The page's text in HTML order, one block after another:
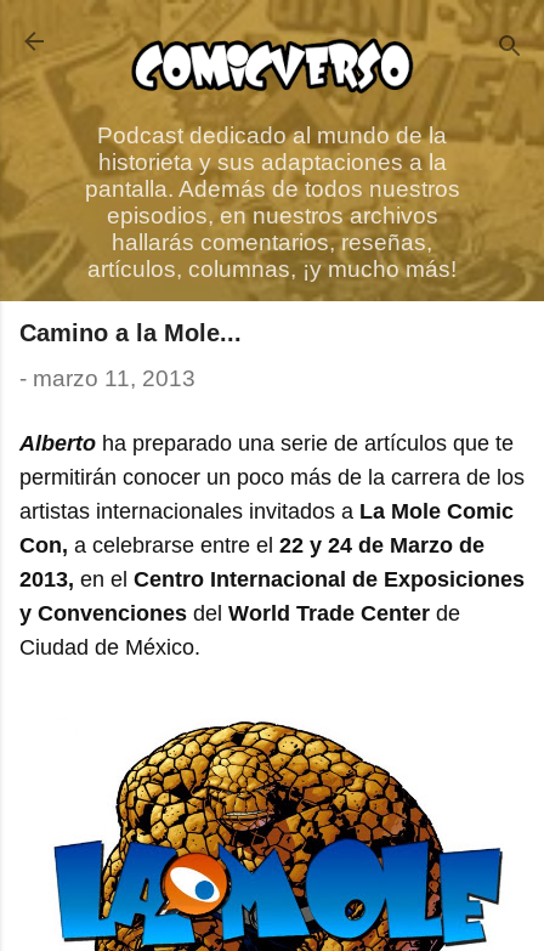
Ir al contenido principal
Podcast dedicado al mundo de la
historieta y sus adaptaciones a la
pantalla. Además de todos nuestros
episodios, en nuestros archivos
hallarás comentarios, reseñas,
artículos, columnas, ¡y mucho más!
Camino a la Mole...
- marzo 11, 2013
Alberto ha preparado una serie de artículos que te
permitirán conocer un poco más de la carrera de los
artistas internacionales invitados a La Mole Comic
Con, a celebrarse entre el 22 y 24 de Marzo de
2013, en el Centro Internacional de Exposiciones
y Convenciones del World Trade Center de
Ciudad de México.